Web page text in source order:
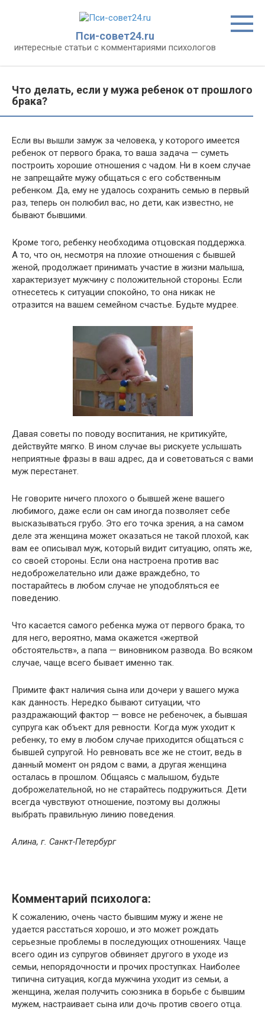
Пси-совет24.ru
интересные статьи с комментариями психологов
Что делать, если у мужа ребенок от прошлого
брака?
Если вы вышли замуж за человека, у которого имеется
ребенок от первого брака, то ваша задача — суметь
построить хорошие отношения с чадом. Ни в коем случае
не запрещайте мужу общаться с его собственным
ребенком. Да, ему не удалось сохранить семью в первый
раз, теперь он полюбил вас, но дети, как известно, не
бывают бывшими.
Кроме того, ребенку необходима отцовская поддержка.
А то, что он, несмотря на плохие отношения с бывшей
женой, продолжает принимать участие в жизни малыша,
характеризует мужчину с положительной стороны. Если
отнесетесь к ситуации спокойно, то она никак не
отразится на вашем семейном счастье. Будьте мудрее.
Давая советы по поводу воспитания, не критикуйте,
действуйте мягко. В ином случае вы рискуете услышать
неприятные фразы в ваш адрес, да и советоваться с вами
муж перестанет.
Не говорите ничего плохого о бывшей жене вашего
любимого, даже если он сам иногда позволяет себе
высказываться грубо. Это его точка зрения, а на самом
деле эта женщина может оказаться не такой плохой, как
вам ее описывал муж, который видит ситуацию, опять же,
со своей стороны. Если она настроена против вас
недоброжелательно или даже враждебно, то
постарайтесь в любом случае не уподобляться ее
поведению.
Что касается самого ребенка мужа от первого брака, то
для него, вероятно, мама окажется «жертвой
обстоятельств», а папа — виновником развода. Во всяком
случае, чаще всего бывает именно так.
Примите факт наличия сына или дочери у вашего мужа
как данность. Нередко бывают ситуации, что
раздражающий фактор — вовсе не ребеночек, а бывшая
супруга как объект для ревности. Когда муж уходит к
ребенку, то ему в любом случае приходится общаться с
бывшей супругой. Но ревновать все же не стоит, ведь в
данный момент он рядом с вами, а другая женщина
осталась в прошлом. Общаясь с малышом, будьте
доброжелательной, но не старайтесь подружиться. Дети
всегда чувствуют отношение, поэтому вы должны
выбрать правильную линию поведения.
Алина, г. Санкт-Петербург
Комментарий психолога:
К сожалению, очень часто бывшим мужу и жене не
удается расстаться хорошо, и это может рождать
серьезные проблемы в последующих отношениях. Чаще
всего один из супругов обвиняет другого в уходе из
семьи, непорядочности и прочих проступках. Наиболее
типична ситуация, когда мужчина уходит из семьи, а
женщина, желая получить союзника в борьбе с бывшим
мужем, настраивает сына или дочь против своего отца.